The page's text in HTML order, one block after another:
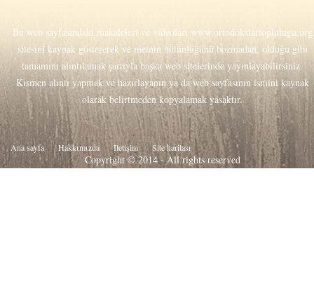
Bu web sayfasındaki makaleleri ve videoları www.ortodokslartoplulugu.org
sitesini kaynak göstererek ve metnin bütünlüğünü bozmadan, olduğu gibi
tamamını alıntılamak şartıyla başka web sitelerinde yayınlayabilirsiniz.
Kısmen alıntı yapmak ve hazırlayanın ya da web sayfasının ismini kaynak
olarak belirtmeden kopyalamak yasaktır.
Ana sayfa Hakkιmιzda İletişim Site haritası
Copyright © 2014 - All rights reserved